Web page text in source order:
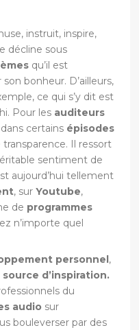
instruit, inspire,
décline sous
qu’il est
bonheur. D’ailleurs,
ce qui s’y dit est
Pour les auditeurs
certains épisodes
Il ressort
sentiment de
aujourd’hui tellement
, surYoutube,
de programmes
n’importe quel
personnel,
d’inspiration.
du
audio sur
bouleverser par des